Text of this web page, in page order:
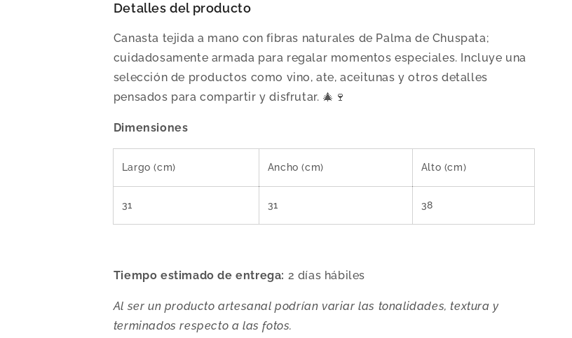
Detalles del producto
Canasta tejida a mano con fibras naturales de Palma de Chuspata;
cuidadosamente armada para regalar momentos especiales. Incluye una
selección de productos como vino, ate, aceitunas y otros detalles
pensados para compartir y disfrutar. 🎄🍷
Dimensiones
Largo (cm) Ancho (cm) Alto (cm)
31 31 38
Tiempo estimado de entrega: 2 días hábiles
Al ser un producto artesanal podrían variar las tonalidades, textura y
terminados respecto a las fotos.